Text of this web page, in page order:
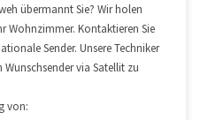
übermannt Sie? Wir holen
Wohnzimmer. Kontaktieren Sie
Sender. Unsere Techniker
via Satellit zu
von: